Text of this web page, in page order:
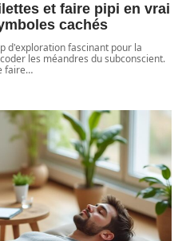
et faire pipi en vrai
cachés
d'exploration fascinant pour la
les méandres du subconscient.
faire…